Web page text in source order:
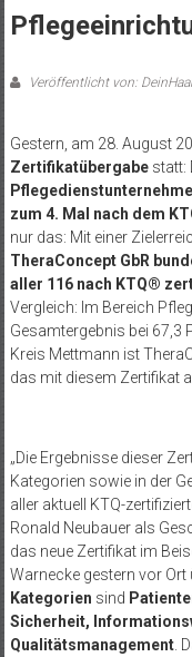
Veröffentlicht von:
Gestern, am 28. August
Zertifikatübergabestatt:
zum 4. Mal nach dem
nur das: Mit einer
TheraConcept GbR
aller 116 nach KTQ®
Vergleich: Im Bereich
Gesamtergebnis bei 67,3
Kreis Mettmann ist
das mit diesem Zertifikat
„Die Ergebnisse dieser
Kategorien sowie in der
aller aktuell KTQ-
Ronald Neubauer als
das neue Zertifikat im
Warnecke gestern vor Ort
Kategorien sind
Sicherheit,
Qualitätsmanagement.